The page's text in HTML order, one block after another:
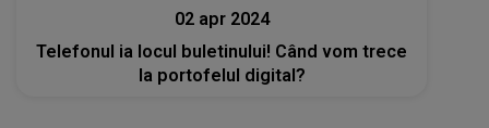
02 apr 2024
Telefonul ia locul buletinului! Când vom trece
la portofelul digital?